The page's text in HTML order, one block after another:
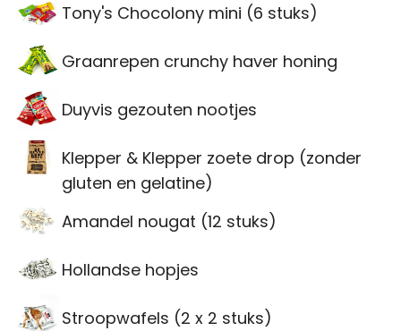
Tony's Chocolony mini (6 stuks)
Graanrepen crunchy haver honing
Duyvis gezouten nootjes
Klepper & Klepper zoete drop (zonder
gluten en gelatine)
Amandel nougat (12 stuks)
Hollandse hopjes
Stroopwafels (2 x 2 stuks)